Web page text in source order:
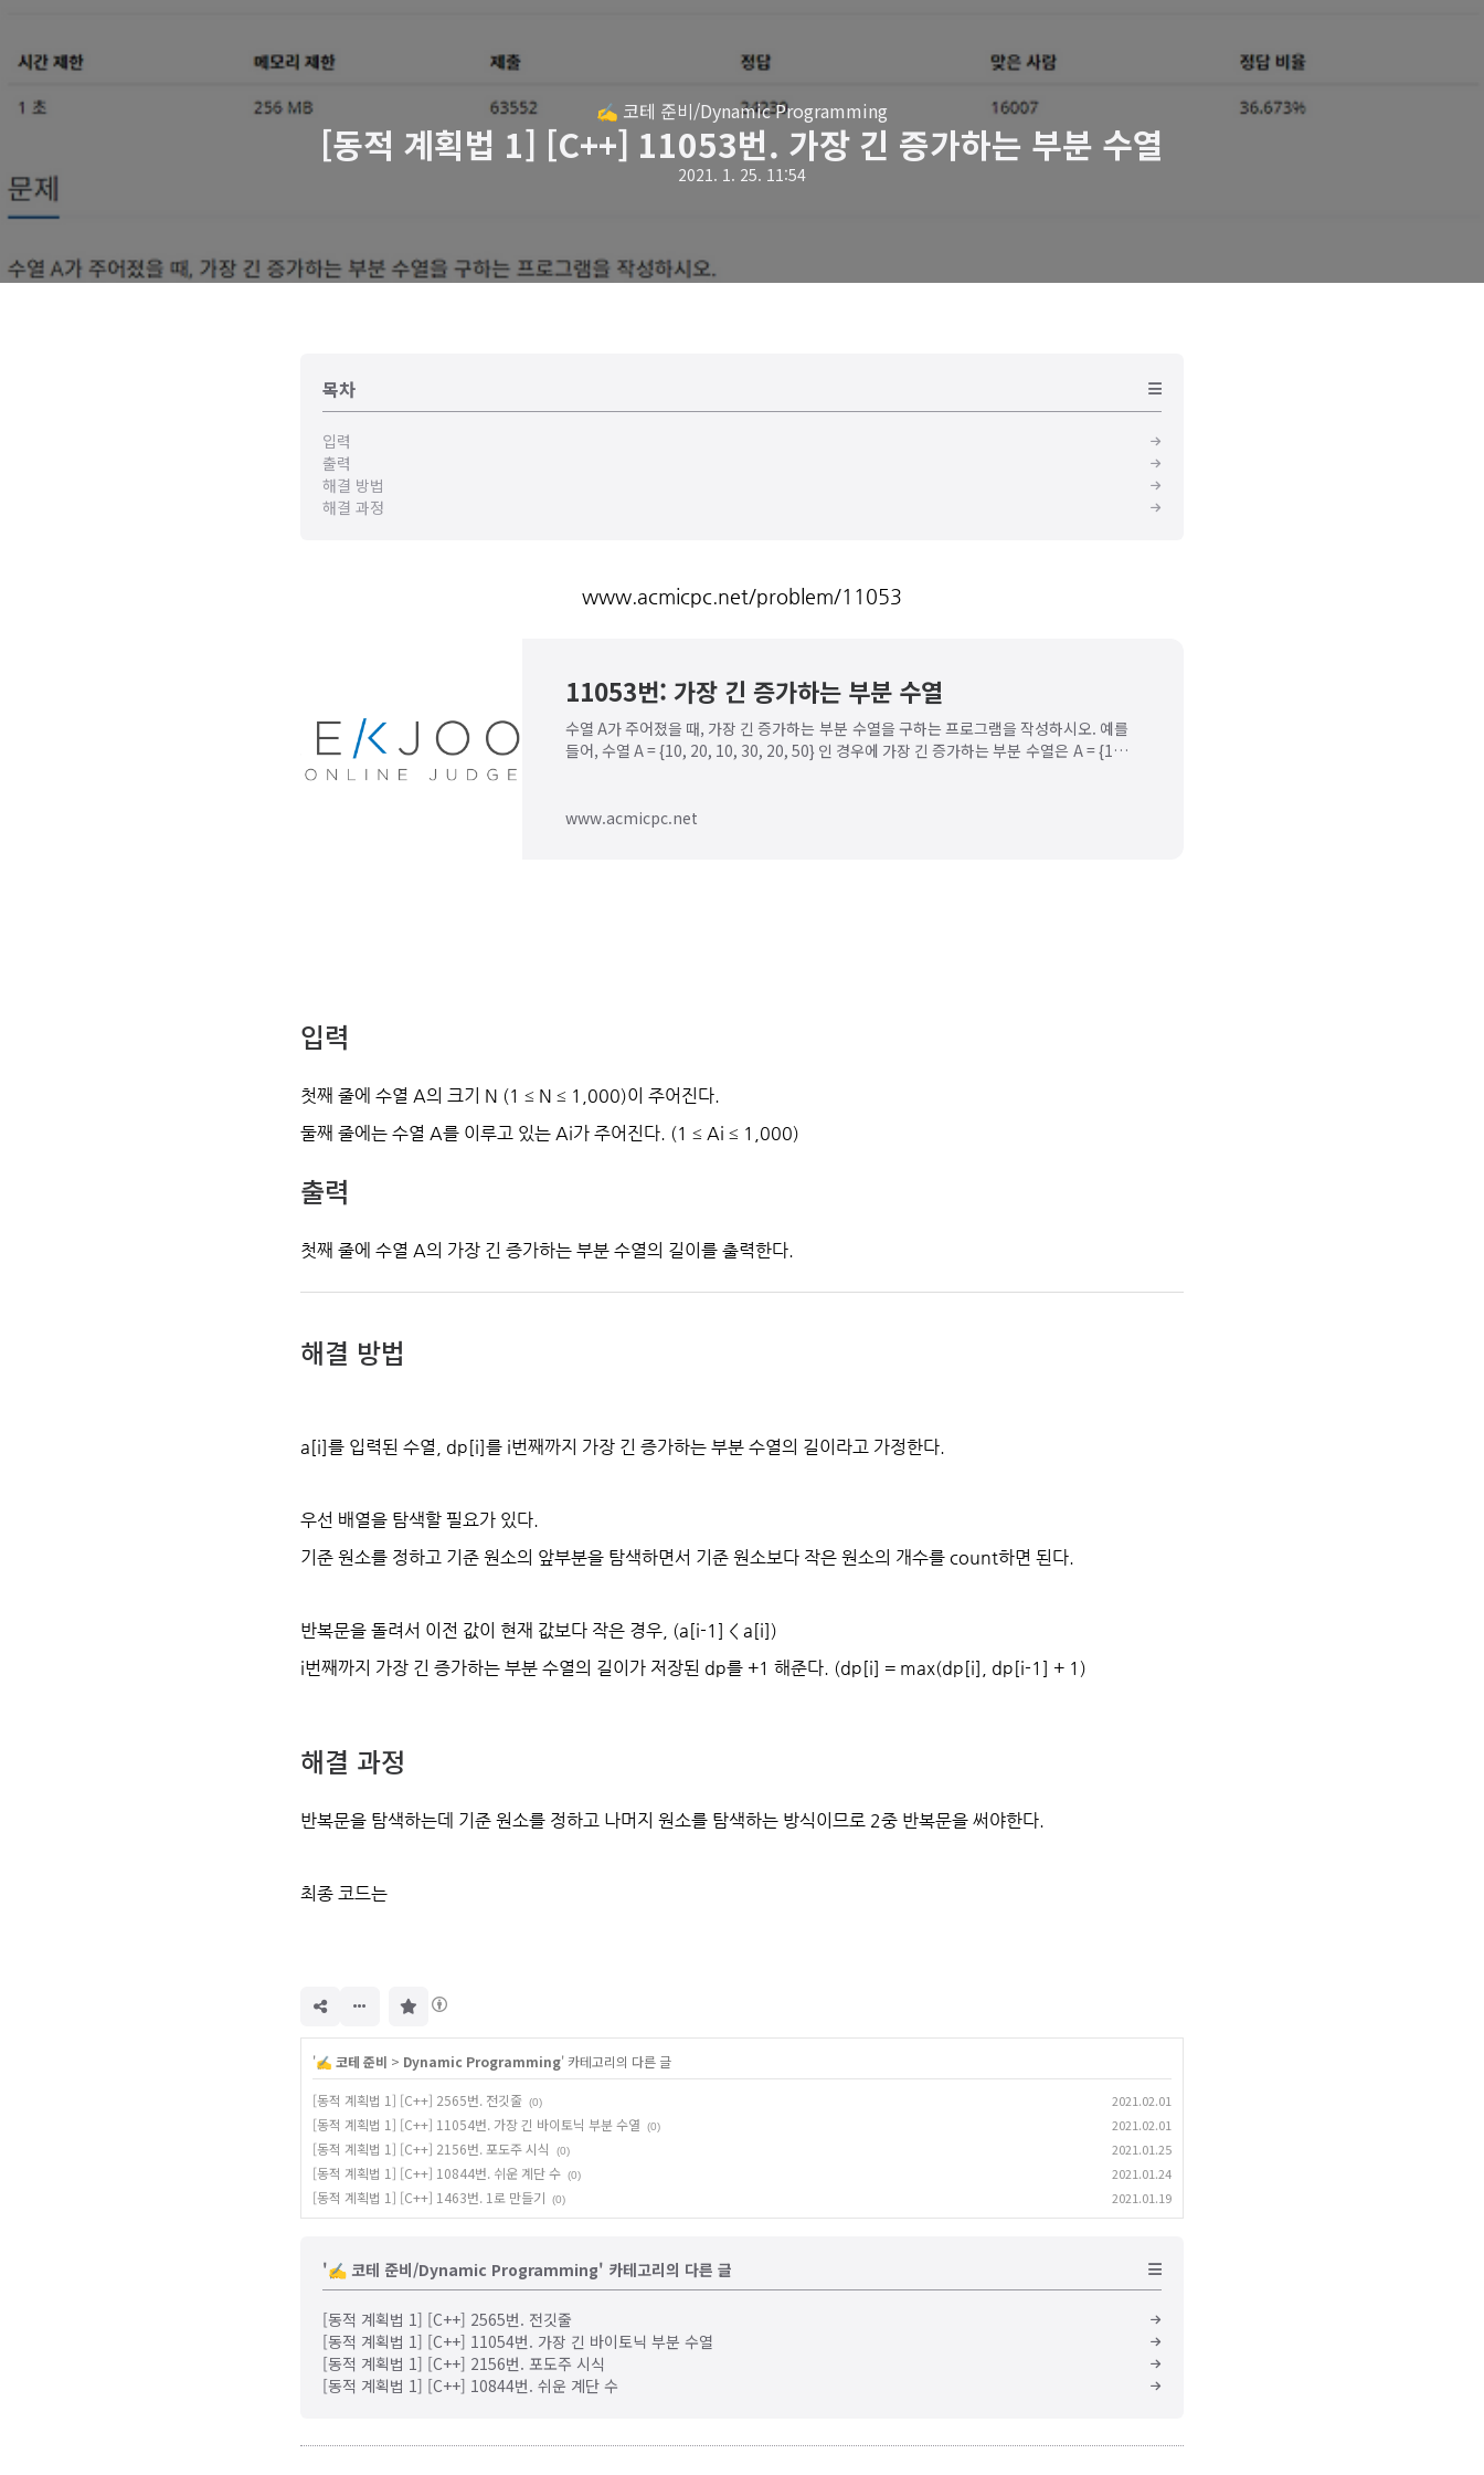
✍️ 코테 준비/Dynamic Programming
[동적 계획법 1] [C++] 11053번. 가장 긴 증가하는 부분 수열
2021. 1. 25. 11:54
목차
입력
출력
해결 방법
해결 과정
www.acmicpc.net/problem/11053
11053번: 가장 긴 증가하는 부분 수열
수열 A가 주어졌을 때, 가장 긴 증가하는 부분 수열을 구하는 프로그램을 작성하시오. 예를
들어, 수열 A = {10, 20, 10, 30, 20, 50} 인 경우에 가장 긴 증가하는 부분 수열은 A = {10,
www.acmicpc.net
입력
첫째 줄에 수열 A의 크기 N (1 ≤ N ≤ 1,000)이 주어진다.
둘째 줄에는 수열 A를 이루고 있는 Ai가 주어진다. (1 ≤ Ai ≤ 1,000)
출력
첫째 줄에 수열 A의 가장 긴 증가하는 부분 수열의 길이를 출력한다.
해결 방법
a[i]를 입력된 수열, dp[i]를 i번째까지 가장 긴 증가하는 부분 수열의 길이라고 가정한다.
우선 배열을 탐색할 필요가 있다.
기준 원소를 정하고 기준 원소의 앞부분을 탐색하면서 기준 원소보다 작은 원소의 개수를 count하면 된다.
반복문을 돌려서 이전 값이 현재 값보다 작은 경우, (a[i-1] < a[i])
i번째까지 가장 긴 증가하는 부분 수열의 길이가 저장된 dp를 +1 해준다. (dp[i] = max(dp[i], dp[i-1] + 1)
해결 과정
반복문을 탐색하는데 기준 원소를 정하고 나머지 원소를 탐색하는 방식이므로 2중 반복문을 써야한다.
최종 코드는
'✍️ 코테 준비 > Dynamic Programming' 카테고리의 다른 글
[동적 계획법 1] [C++] 2565번. 전깃줄 (0) 2021.02.01
[동적 계획법 1] [C++] 11054번. 가장 긴 바이토닉 부분 수열 (0) 2021.02.01
[동적 계획법 1] [C++] 2156번. 포도주 시식 (0) 2021.01.25
[동적 계획법 1] [C++] 10844번. 쉬운 계단 수 (0) 2021.01.24
[동적 계획법 1] [C++] 1463번. 1로 만들기 (0) 2021.01.19
'✍️ 코테 준비/Dynamic Programming' 카테고리의 다른 글
[동적 계획법 1] [C++] 2565번. 전깃줄
[동적 계획법 1] [C++] 11054번. 가장 긴 바이토닉 부분 수열
[동적 계획법 1] [C++] 2156번. 포도주 시식
[동적 계획법 1] [C++] 10844번. 쉬운 계단 수